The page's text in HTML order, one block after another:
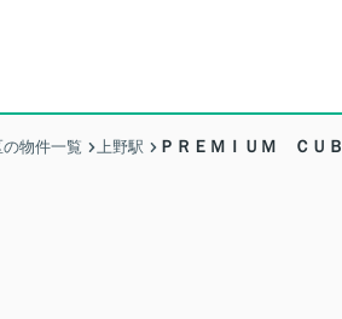
の物件一覧 上野駅 ＰＲＥＭＩＵＭ ＣＵ